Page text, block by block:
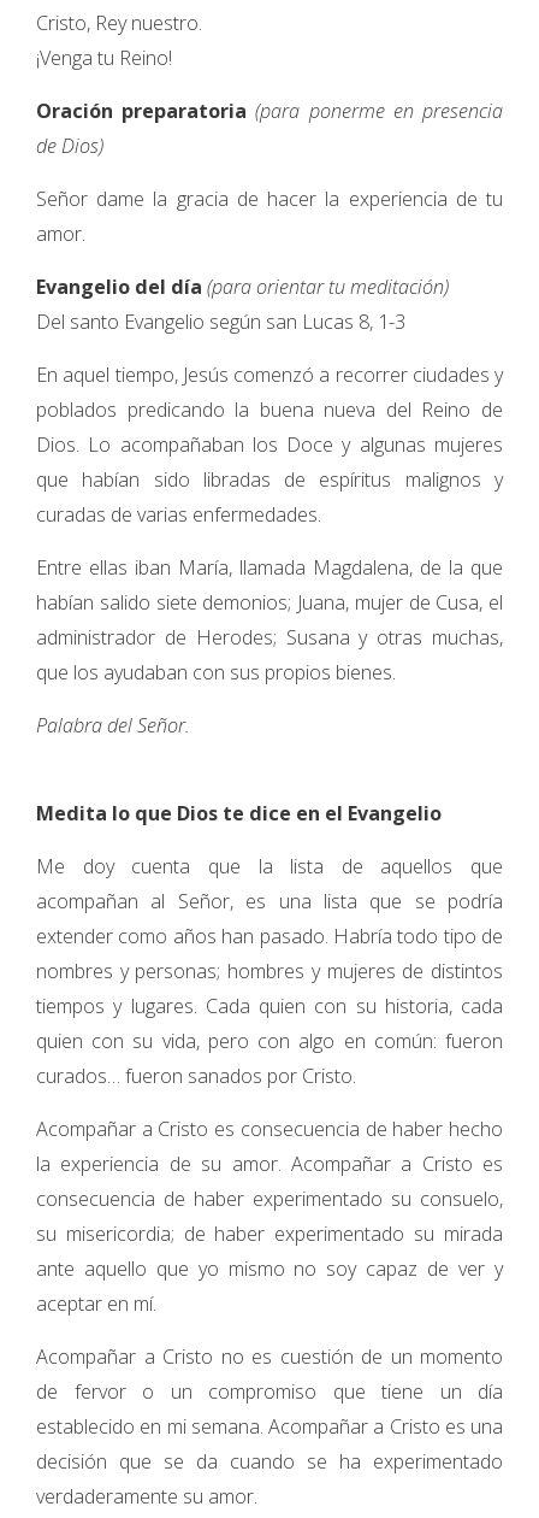
Cristo, Rey nuestro.
¡Venga tu Reino!
Oración preparatoria (para ponerme en presencia
de Dios)
Señor dame la gracia de hacer la experiencia de tu
amor.
Evangelio del día (para orientar tu meditación)
Del santo Evangelio según san Lucas 8, 1-3
En aquel tiempo, Jesús comenzó a recorrer ciudades y
poblados predicando la buena nueva del Reino de
Dios. Lo acompañaban los Doce y algunas mujeres
que habían sido libradas de espíritus malignos y
curadas de varias enfermedades.
Entre ellas iban María, llamada Magdalena, de la que
habían salido siete demonios; Juana, mujer de Cusa, el
administrador de Herodes; Susana y otras muchas,
que los ayudaban con sus propios bienes.
Palabra del Señor.
Medita lo que Dios te dice en el Evangelio
Me doy cuenta que la lista de aquellos que
acompañan al Señor, es una lista que se podría
extender como años han pasado. Habría todo tipo de
nombres y personas; hombres y mujeres de distintos
tiempos y lugares. Cada quien con su historia, cada
quien con su vida, pero con algo en común: fueron
curados… fueron sanados por Cristo.
Acompañar a Cristo es consecuencia de haber hecho
la experiencia de su amor. Acompañar a Cristo es
consecuencia de haber experimentado su consuelo,
su misericordia; de haber experimentado su mirada
ante aquello que yo mismo no soy capaz de ver y
aceptar en mí.
Acompañar a Cristo no es cuestión de un momento
de fervor o un compromiso que tiene un día
establecido en mi semana. Acompañar a Cristo es una
decisión que se da cuando se ha experimentado
verdaderamente su amor.